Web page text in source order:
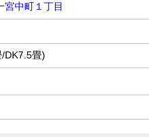
宮中町１丁目
DK7.5畳)